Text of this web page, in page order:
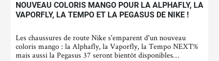
NOUVEAU COLORIS MANGO POUR LA ALPHAFLY, LA
VAPORFLY, LA TEMPO ET LA PEGASUS DE NIKE !
Les chaussures de route Nike s'emparent d'un nouveau
coloris mango : la Alphafly, la Vaporfly, la Tempo NEXT%
mais aussi la Pegasus 37 seront bientôt disponibles…